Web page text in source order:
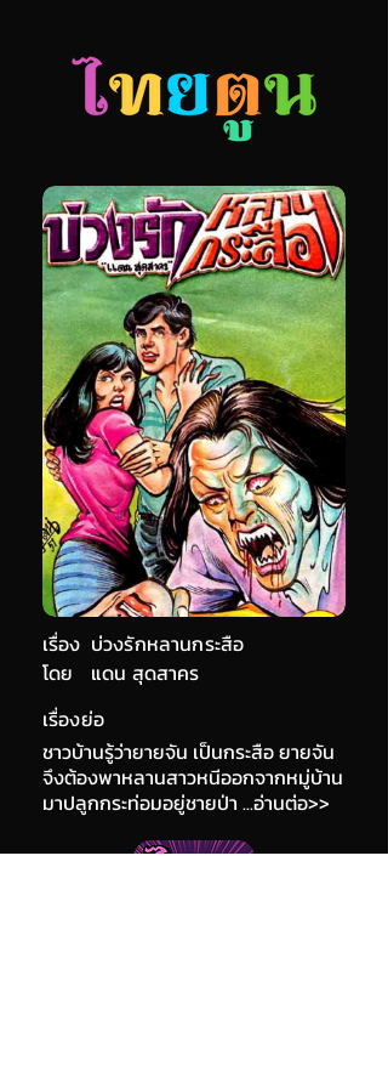
เรื่อง บ่วงรักหลานกระสือ
แดน สุดสาคร
โดย
เรื่องย่อ
ชาวบ้านรู้ว่ายายจัน เป็นกระสือ ยายจัน
จึงต้องพาหลานสาวหนีออกจากหมู่บ้าน
มาปลูกกระท่อมอยู่ชายป่า ...อ่านต่อ>>